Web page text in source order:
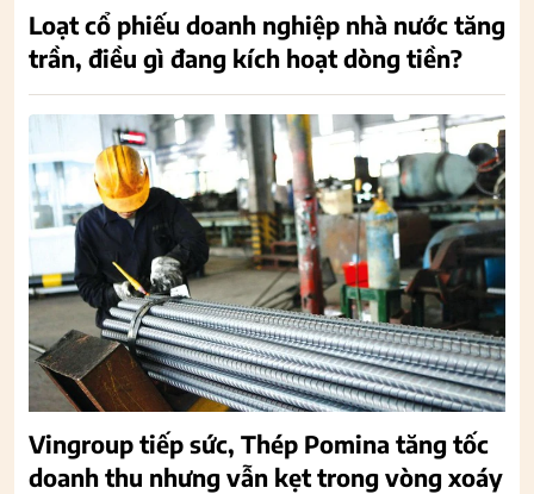
Loạt cổ phiếu doanh nghiệp nhà nước tăng
trần, điều gì đang kích hoạt dòng tiền?
Vingroup tiếp sức, Thép Pomina tăng tốc
doanh thu nhưng vẫn kẹt trong vòng xoáy